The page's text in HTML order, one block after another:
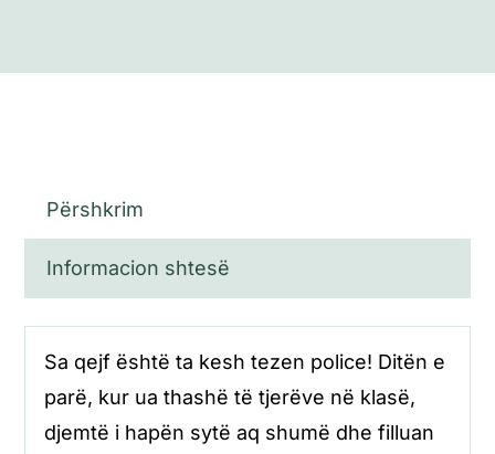
Përshkrim
Informacion shtesë
Sa qejf është ta kesh tezen police! Ditën e
parë, kur ua thashë të tjerëve në klasë,
djemtë i hapën sytë aq shumë dhe filluan